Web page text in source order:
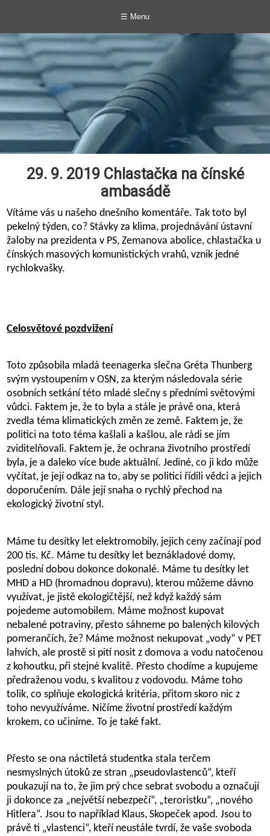
☰ Menu
29. 9. 2019 Chlastačka na čínské
ambasádě
Vítáme vás u našeho dnešního komentáře. Tak toto byl
pekelný týden, co? Stávky za klima, projednávání ústavní
žaloby na prezidenta v PS, Zemanova abolice, chlastačka u
čínských masových komunistických vrahů, vznik jedné
rychlokvašky.
Celosvětové pozdvižení
Toto způsobila mladá teenagerka slečna Gréta Thunberg
svým vystoupením v OSN, za kterým následovala série
osobních setkání této mladé slečny s předními světovými
vůdci. Faktem je, že to byla a stále je právě ona, která
zvedla téma klimatických změn ze země. Faktem je, že
politici na toto téma kašlali a kašlou, ale rádi se jím
zviditelňovali. Faktem je, že ochrana životního prostředí
byla, je a daleko více bude aktuální. Jediné, co ji kdo může
vyčítat, je její odkaz na to, aby se politici řídili vědci a jejich
doporučením. Dále její snaha o rychlý přechod na
ekologický životní styl.
Máme tu desítky let elektromobily, jejich ceny začínají pod
200 tis. Kč. Máme tu desítky let beznákladové domy,
poslední dobou dokonce dokonalé. Máme tu desítky let
MHD a HD (hromadnou dopravu), kterou můžeme dávno
využívat, je jistě ekologičtější, než když každý sám
pojedeme automobilem. Máme možnost kupovat
nebalené potraviny, přesto sáhneme po balených kilových
pomerančích, že? Máme možnost nekupovat „vody“ v PET
lahvích, ale prostě si pití nosit z domova a vodu natočenou
z kohoutku, při stejné kvalitě. Přesto chodíme a kupujeme
předraženou vodu, s kvalitou z vodovodu. Máme toho
tolik, co splňuje ekologická kritéria, přitom skoro nic z
toho nevyužíváme. Ničíme životní prostředí každým
krokem, co učiníme. To je také fakt.
Přesto se ona náctiletá studentka stala terčem
nesmyslných útoků ze stran „pseudovlastenců“, kteří
poukazují na to, že jim prý chce sebrat svobodu a označují
ji dokonce za „největší nebezpečí“, „teroristku“, „nového
Hitlera“. Jsou to například Klaus, Skopeček apod. Jsou to
právě ti „vlastenci“, kteří neustále tvrdí, že vaše svoboda